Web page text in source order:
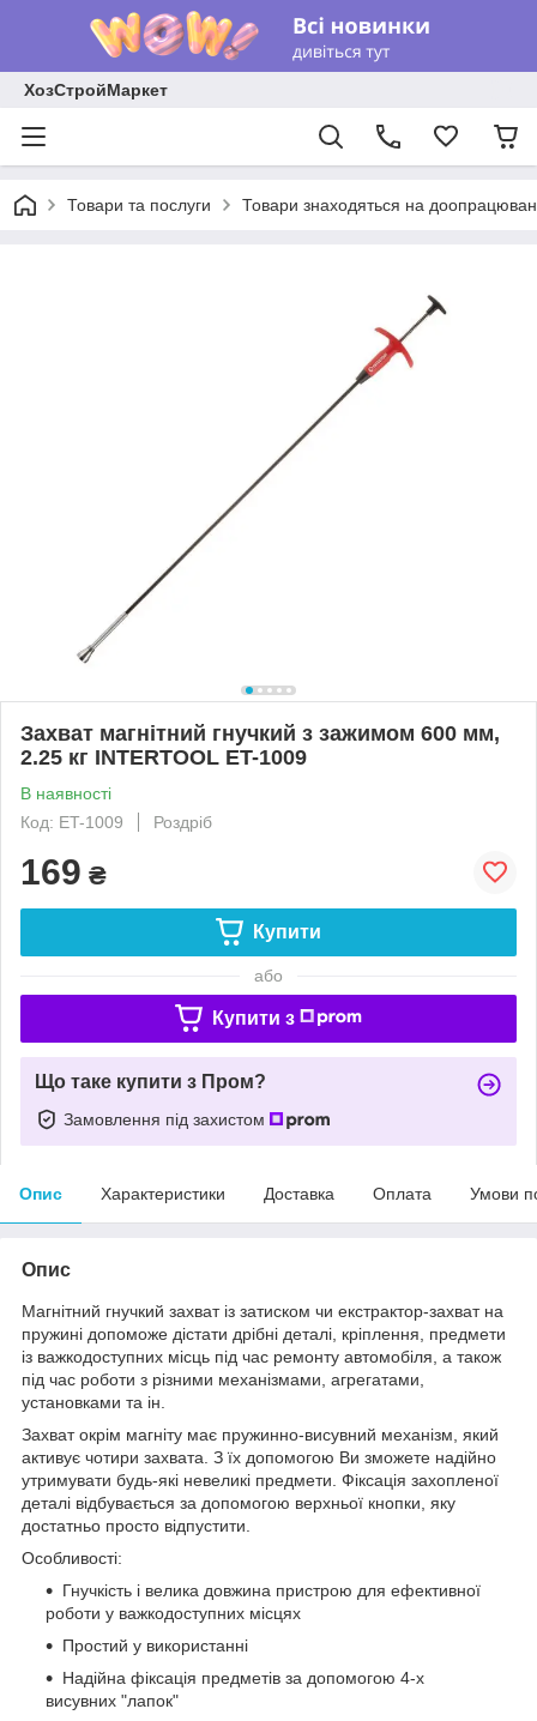
ХозСтройМаркет
Товари та послуги Товари знаходяться на
Захват магнітний гнучкий з зажимом 600 мм,
2.25 кг INTERTOOL ET-1009
В наявності
Код: ET-1009
Роздріб
169 ₴
Купити
або
Купити з
Що таке купити з Пром?
Замовлення під захистом
Опис Характеристики Доставка Оплата Умови
Опис
Магнітний гнучкий захват із затиском чи екстрактор-захват на
пружині допоможе дістати дрібні деталі, кріплення, предмети
із важкодоступних місць під час ремонту автомобіля, а також
під час роботи з різними механізмами, агрегатами,
установками та ін.
Захват окрім магніту має пружинно-висувний механізм, який
активує чотири захвата. З їх допомогою Ви зможете надійно
утримувати будь-які невеликі предмети. Фіксація захопленої
деталі відбувається за допомогою верхньої кнопки, яку
достатньо просто відпустити.
Особливості:
Гнучкість і велика довжина пристрою для ефективної
роботи у важкодоступних місцях
Простий у використанні
Надійна фіксація предметів за допомогою 4-х
висувних "лапок"